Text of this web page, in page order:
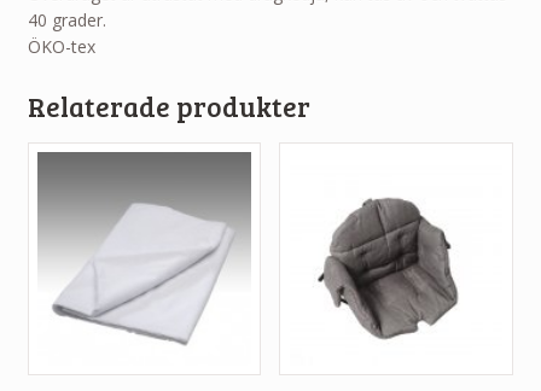
40 grader.
ÖKO-tex
Relaterade produkter